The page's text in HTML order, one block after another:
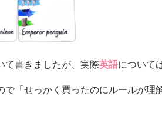
書きましたが、実際英語について
で「せっかく買ったのにルールが理